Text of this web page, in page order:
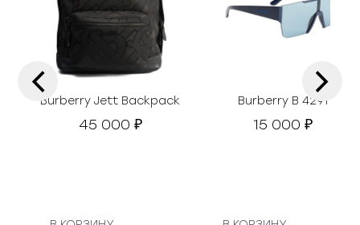
Burberry Jett Backpack
45 000 ₽
Burberry B 4291
15 000₽
‹ ›